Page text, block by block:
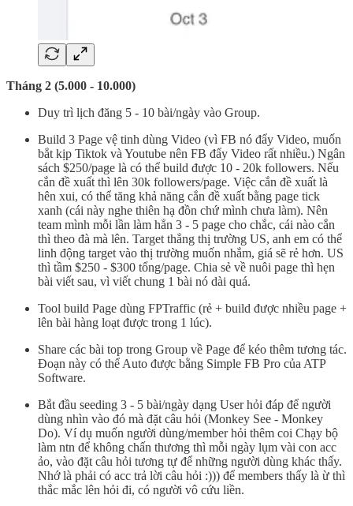
Tháng 2 (5.000 - 10.000)
Duy trì lịch đăng 5 - 10 bài/ngày vào Group.
Build 3 Page vệ tinh dùng Video (vì FB nó đẩy Video, muốn
bắt kịp Tiktok và Youtube nên FB đẩy Video rất nhiều.) Ngân
sách $250/page là có thể build được 10 - 20k followers. Nếu
cắn đề xuất thì lên 30k followers/page. Việc cắn đề xuất là
hên xui, có thể tăng khả năng cắn đề xuất bằng page tick
xanh (cái này nghe thiên hạ đồn chứ mình chưa làm). Nên
team mình mỗi lần làm hẳn 3 - 5 page cho chắc, cái nào cắn
thì theo đà mà lên. Target thẳng thị trường US, anh em có thể
linh động target vào thị trường muốn nhắm, giá sẽ rẻ hơn. US
thì tầm $250 - $300 tổng/page. Chia sẻ về nuôi page thì hẹn
bài viết sau, vì viết chung 1 bài nó dài quá.
Tool build Page dùng FPTraffic (rẻ + build được nhiều page +
lên bài hàng loạt được trong 1 lúc).
Share các bài top trong Group về Page để kéo thêm tương tác.
Đoạn này có thể Auto được bằng Simple FB Pro của ATP
Software.
Bắt đầu seeding 3 - 5 bài/ngày dạng User hỏi đáp để người
dùng nhìn vào đó mà đặt câu hỏi (Monkey See - Monkey
Do). Ví dụ muốn người dùng/member hỏi thêm coi Chạy bộ
làm ntn để không chấn thương thì mỗi ngày lụm vài con acc
ảo, vào đặt câu hỏi tương tự để những người dùng khác thấy.
Nhớ là phải có acc trả lời câu hỏi :))) để members thấy là ừ thì
thắc mắc lên hỏi đi, có người vô cứu liền.